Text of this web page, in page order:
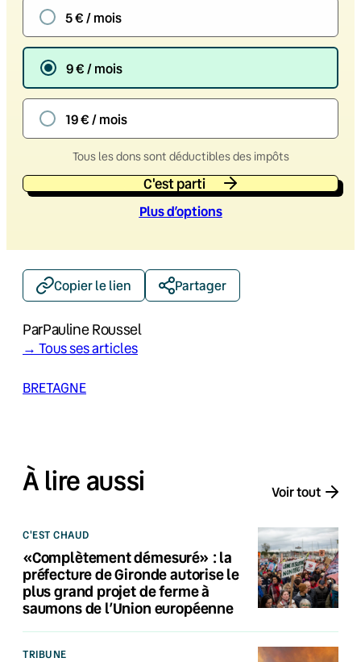
5 € / mois
9 € / mois
19 € / mois
Tous les dons sont déductibles des impôts
C'est parti
Plus d’options
Copier le lien Partager
ParPauline Roussel
→ Tous ses articles
BRETAGNE
À lire aussi Voir tout
C'EST CHAUD
«Complètement démesuré» : la
préfecture de Gironde autorise le
plus grand projet de ferme à
saumons de l’Union européenne
TRIBUNE